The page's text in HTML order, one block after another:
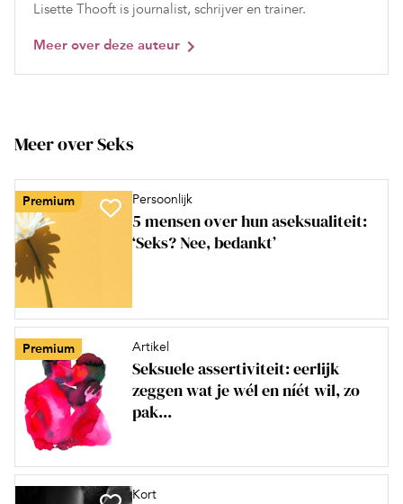
Lisette Thooft is journalist, schrijver en trainer.
Meer over deze auteur
Meer over Seks
Premium Persoonlijk
5 mensen over hun aseksualiteit:
‘Seks? Nee, bedankt’
Premium Artikel
Seksuele assertiviteit: eerlijk
zeggen wat je wél en níét wil, zo
pak...
Kort